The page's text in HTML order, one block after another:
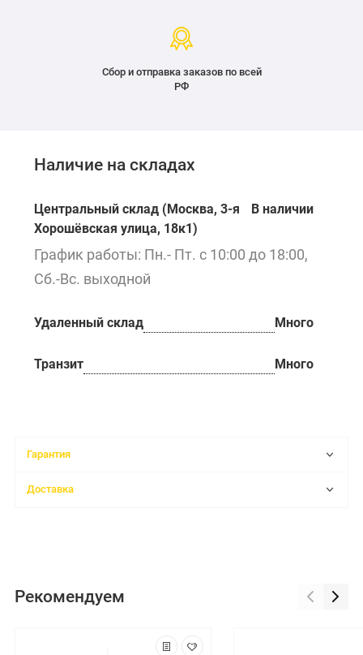
Сбор и отправка заказов по всей
РФ
Наличие на складах
Центральный склад (Москва, 3-я
Хорошёвская улица, 18к1)
В наличии
График работы: Пн.- Пт. с 10:00 до 18:00,
Сб.-Вс. выходной
Удаленный склад Много
Транзит Много
Гарантия
Доставка
Рекомендуем